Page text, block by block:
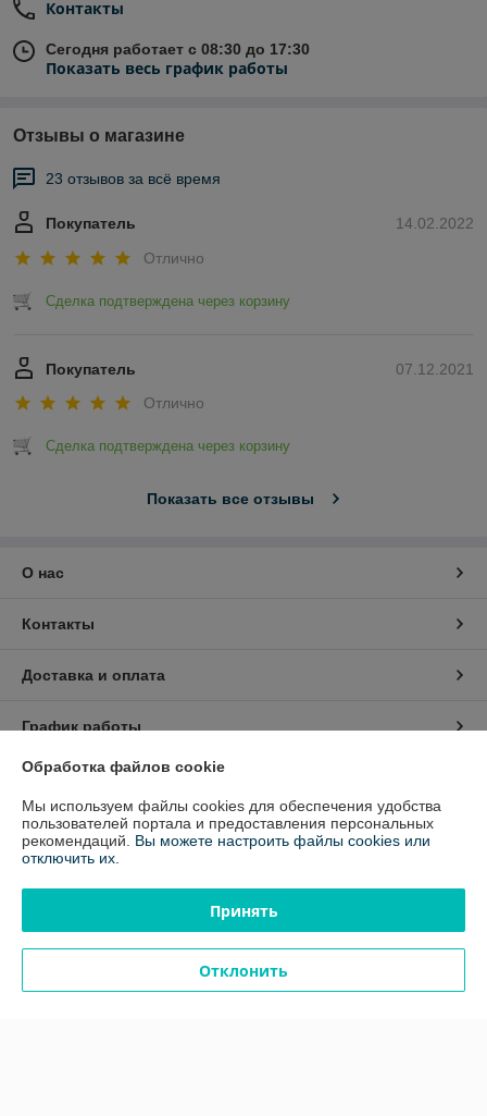
Контакты
Сегодня работает с 08:30 до 17:30
Показать весь график работы
Отзывы о магазине
23 отзывов за всё время
14.02.2022
Покупатель
Отлично
Сделка подтверждена через корзину
07.12.2021
Покупатель
Отлично
Сделка подтверждена через корзину
Показать все отзывы
О нас
Контакты
Доставка и оплата
График работы
Полная версия сайта
Политика обработки cookies
Обработка файлов cookie
Мы используем файлы cookies для обеспечения удобства
пользователей портала и предоставления персональных
рекомендаций. Вы можете настроить файлы cookies или
отключить их.
Принять
Отклонить